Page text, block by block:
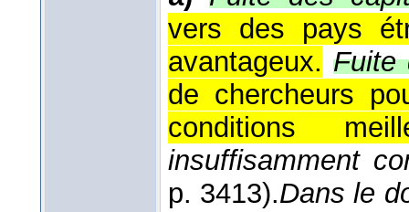
vers des pays
avantageux. Fuite
de chercheurs
conditions
insuffisamment
p. 3413).Dans le